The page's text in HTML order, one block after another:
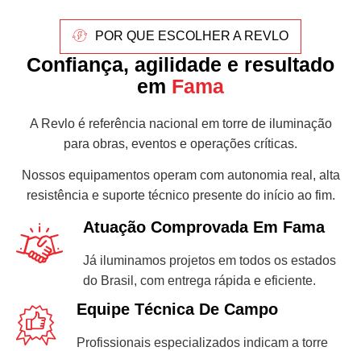
POR QUE ESCOLHER A REVLO
Confiança, agilidade e resultado
em Fama
A Revlo é referência nacional em torre de iluminação
para obras, eventos e operações críticas.
Nossos equipamentos operam com autonomia real, alta
resistência e suporte técnico presente do início ao fim.
Atuação Comprovada Em Fama
Já iluminamos projetos em todos os estados
do Brasil, com entrega rápida e eficiente.
Equipe Técnica De Campo
Profissionais especializados indicam a torre